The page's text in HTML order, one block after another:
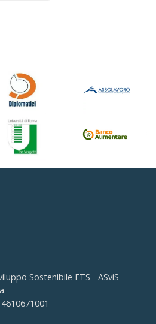
Sostenibile ETS - ASviS